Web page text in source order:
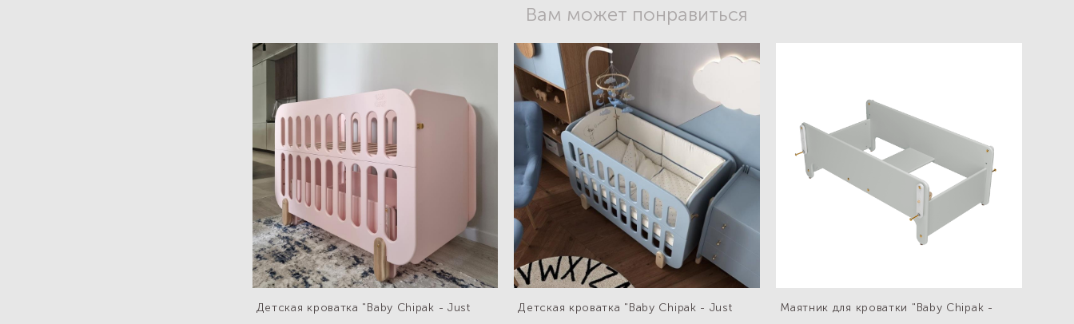
Вам может понравиться
Детская кроватка "Baby Chipak - Just
Детская кроватка "Baby Chipak - Just
Маятник для кроватки "Baby Chipak -